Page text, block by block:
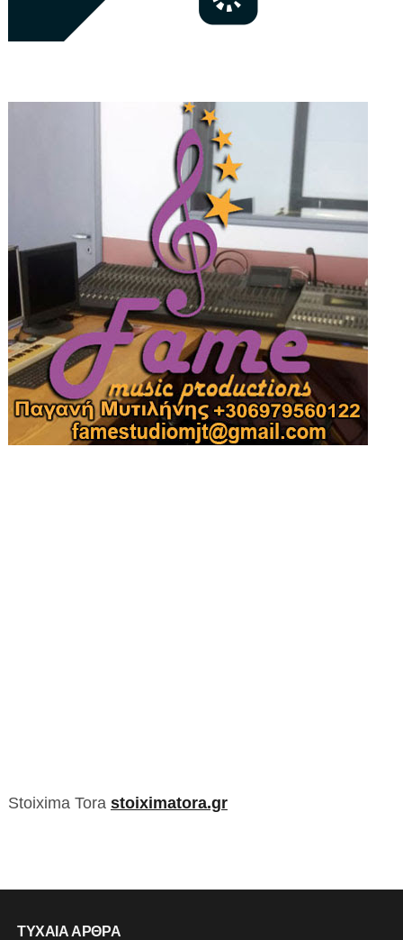
Stoixima Tora stoiximatora.gr
ΤΥΧΑΙΑ ΑΡΘΡΑ